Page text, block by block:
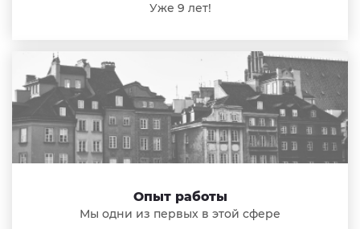
Уже 9 лет!
Опыт работы
Мы одни из первых в этой сфере